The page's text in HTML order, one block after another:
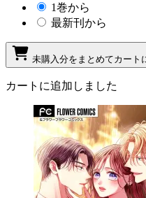
1巻から
最新刊から
未購入分をまとめてカート
カートに追加しました